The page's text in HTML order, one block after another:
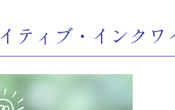
ティブ・インク